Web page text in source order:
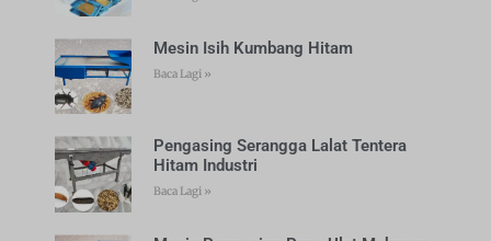
Mesin Isih Kumbang Hitam
Baca Lagi »
Pengasing Serangga Lalat Tentera
Hitam Industri
Baca Lagi »